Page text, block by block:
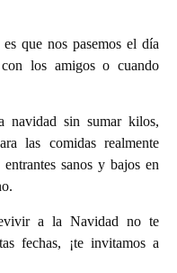
que nos pasemos el día
los amigos o cuando
navidad sin sumar kilos,
las comidas realmente
sanos y bajos en
a la Navidad no te
fechas, ¡te invitamos a